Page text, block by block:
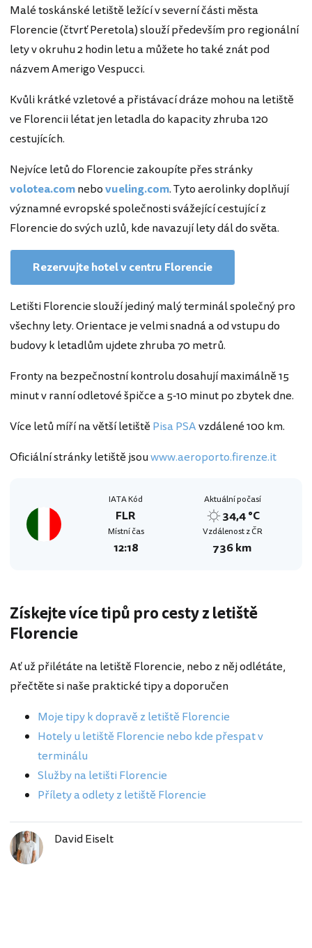
Malé toskánské letiště ležící v severní části města
Florencie (čtvrť Peretola) slouží především pro regionální
lety v okruhu 2 hodin letu a můžete ho také znát pod
názvem Amerigo Vespucci.
Kvůli krátké vzletové a přistávací dráze mohou na letiště
ve Florencii létat jen letadla do kapacity zhruba 120
cestujících.
Nejvíce letů do Florencie zakoupíte přes stránky
volotea.comnebovueling.com. Tyto aerolinky doplňují
významné evropské společnosti svážející cestující z
Florencie do svých uzlů, kde navazují lety dál do světa.
Rezervujte hotel v centru Florencie
Letišti Florencie slouží jediný malý terminál společný pro
všechny lety. Orientace je velmi snadná a od vstupu do
budovy k letadlům ujdete zhruba 70 metrů.
Fronty na bezpečnostní kontrolu dosahují maximálně 15
minut v ranní odletové špičce a 5-10 minut po zbytek dne.
Více letů míří na větší letiště Pisa PSAvzdálené 100 km.
Oficiální stránky letiště jsouwww.aeroporto.firenze.it
IATA Kód
FLR
Aktuální počasí
34,4 °C
Místní čas
12:18
Vzdálenost z ČR
736 km
Získejte více tipů pro cesty z letiště
Florencie
Ať už přilétáte na letiště Florencie, nebo z něj odlétáte,
přečtěte si naše praktické tipy a doporučen
Moje tipy k dopravě z letiště Florencie
Hotely u letiště Florencie nebo kde přespat v
terminálu
Služby na letišti Florencie
Přílety a odlety z letiště Florencie
David Eiselt